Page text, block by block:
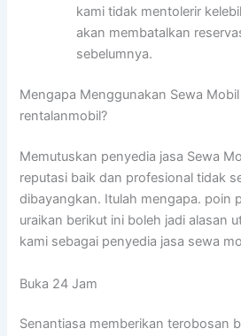
kami tidak mentolerir
akan membatalkan
sebelumnya.
Mengapa Menggunakan Sewa
rentalanmobil?
Memutuskan penyedia jasa Sewa
reputasi baik dan profesional tidak
dibayangkan. Itulah mengapa. poin
uraikan berikut ini boleh jadi alasan
kami sebagai penyedia jasa sewa
Buka 24 Jam
Senantiasa memberikan terobosan